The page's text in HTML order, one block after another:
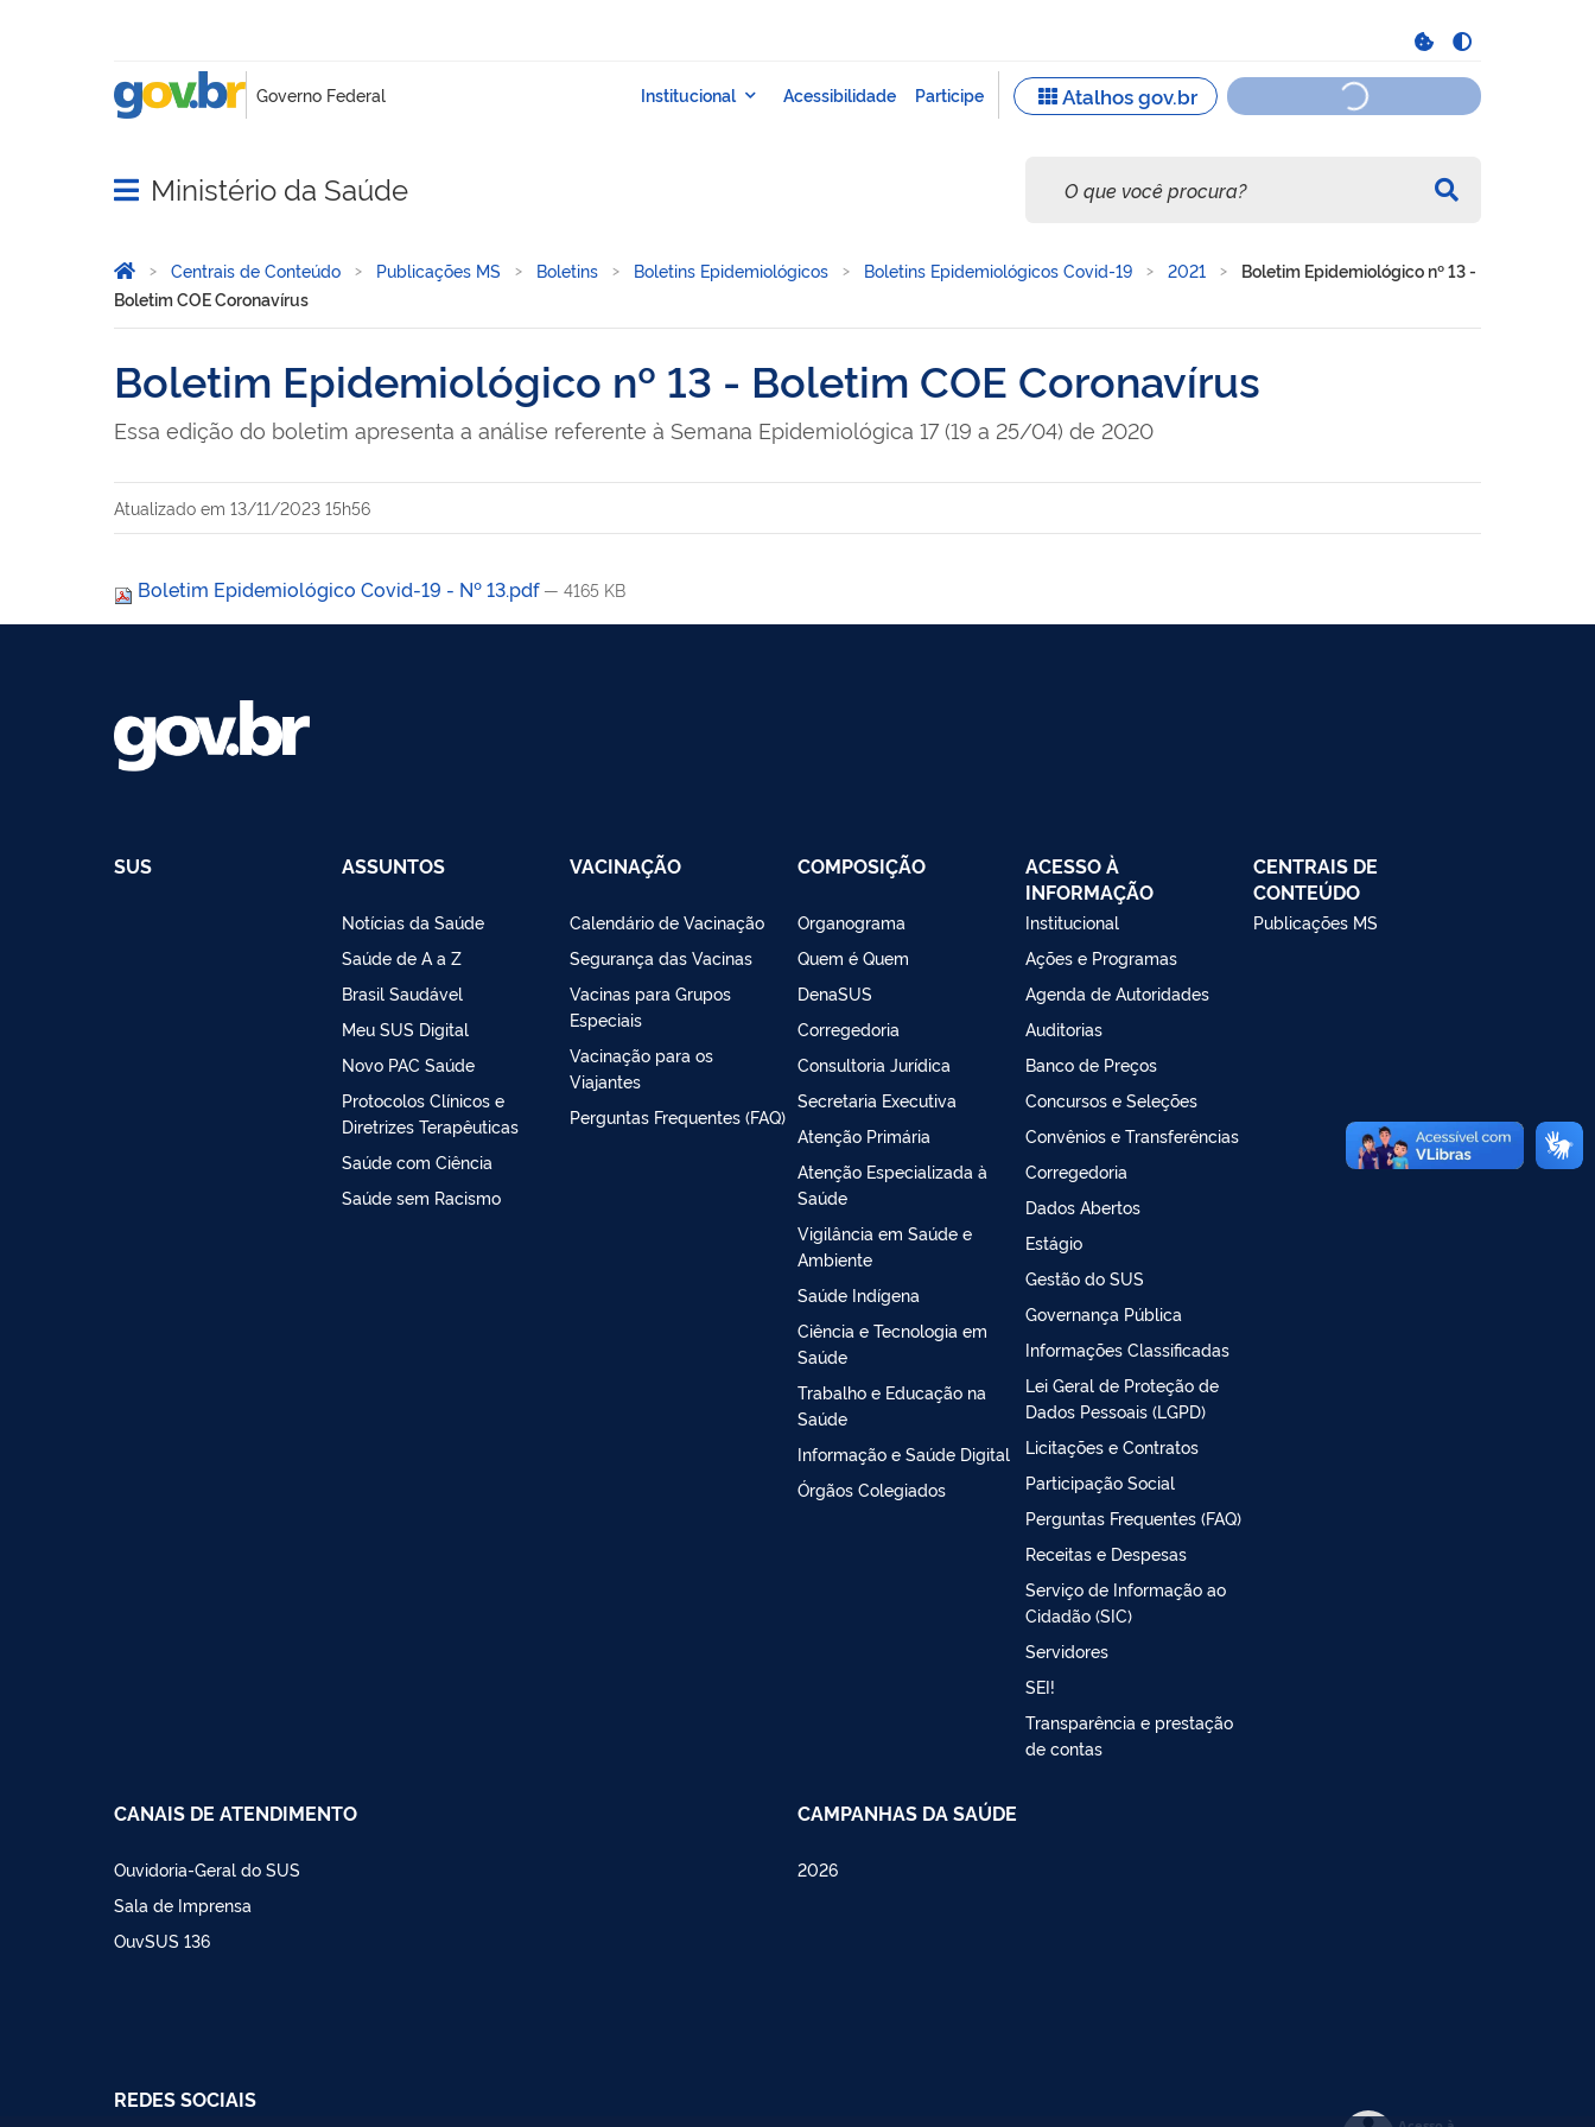
Abrir menu principal de navegação
Ministério da Saúde
Você está aqui:
Página Inicial
Centrais de Conteúdo Publicações MS Boletins Boletins Epidemiológicos Boletins Epidemiológicos Covid-19 2021
Boletim Epidemiológico nº 13 -
Boletim COE Coronavírus
Boletim Epidemiológico nº 13 - Boletim COE Coronavírus
Essa edição do boletim apresenta a análise referente à Semana Epidemiológica 17 (19 a 25/04) de 2020
Atualizado em 13/11/2023 15h56
Boletim Epidemiológico Covid-19 - Nº 13.pdf — 4165 KB
SUS ASSUNTOS
Notícias da Saúde
Saúde de A a Z
Brasil Saudável
Meu SUS Digital
Novo PAC Saúde
Protocolos Clínicos e
Diretrizes Terapêuticas
Saúde com Ciência
Saúde sem Racismo
VACINAÇÃO
Calendário de Vacinação
Segurança das Vacinas
Vacinas para Grupos
Especiais
Vacinação para os
Viajantes
Perguntas Frequentes (FAQ)
COMPOSIÇÃO
Organograma
Quem é Quem
DenaSUS
Corregedoria
Consultoria Jurídica
Secretaria Executiva
Atenção Primária
Atenção Especializada à
Saúde
Vigilância em Saúde e
Ambiente
Saúde Indígena
Ciência e Tecnologia em
Saúde
Trabalho e Educação na
Saúde
Informação e Saúde Digital
Órgãos Colegiados
ACESSO À
INFORMAÇÃO
Institucional
Ações e Programas
Agenda de Autoridades
Auditorias
Banco de Preços
Concursos e Seleções
Convênios e Transferências
Corregedoria
Dados Abertos
Estágio
Gestão do SUS
Governança Pública
Informações Classificadas
Lei Geral de Proteção de
Dados Pessoais (LGPD)
Licitações e Contratos
Participação Social
Perguntas Frequentes (FAQ)
Receitas e Despesas
Serviço de Informação ao
Cidadão (SIC)
Servidores
SEI!
Transparência e prestação
de contas
CENTRAIS DE
CONTEÚDO
Publicações MS
CANAIS DE ATENDIMENTO
Ouvidoria-Geral do SUS
Sala de Imprensa
OuvSUS 136
CAMPANHAS DA SAÚDE
2026
REDES SOCIAIS